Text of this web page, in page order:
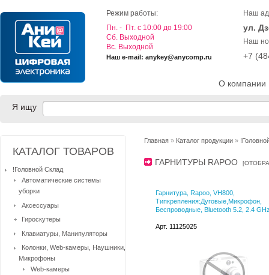
О компании
Режим работы:
Пн. - Пт. с 10:00 до 19:00
Cб. Выходной
Вс. Выходной
Наш e-mail: anykey@anycomp.ru
Наш
ул.
Наш
+7
Я ищу
Главная » Каталог продукции »
ГАРНИТУРЫ RAPOO [
Гарнитура, Rapoo, VH800,
Типкрепления:Дуговые,Микрофон,
Беспроводные, Bluetooth 5.2, 2.4
Арт. 11125025
КАТАЛОГ ТОВАРОВ
!Головной Склад
Автоматические системы
уборки
Аксессуары
Гироскутеры
Клавиатуры, Манипуляторы
Колонки, Web-камеры, Наушники,
Микрофоны
Web-камеры